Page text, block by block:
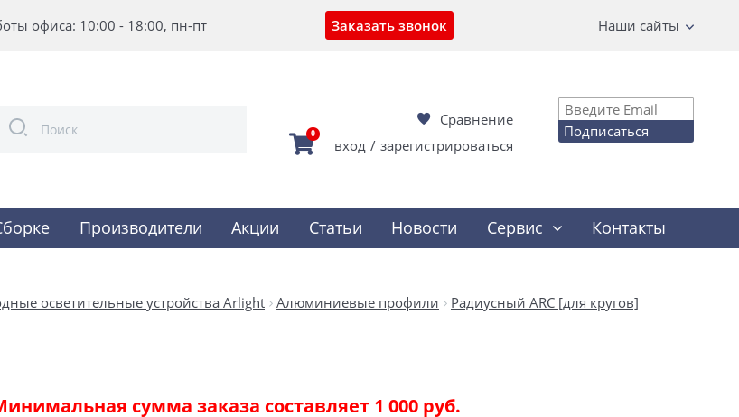
офиса: 10:00 - 18:00, пн-пт Заказать звонок Наши сайты
Сравнение
0
вход / зарегистрироваться
Подписаться
Производители Акции Статьи Новости Сервис Контакты
осветительные устройства Arlight Алюминиевые профили
Радиусный ARC [для кругов]
сумма заказа составляет 1 000 руб.